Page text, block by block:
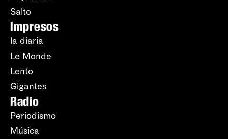
Salto
Impresos
la diaria
Le Monde
Lento
Gigantes
Radio
Periodismo
Música